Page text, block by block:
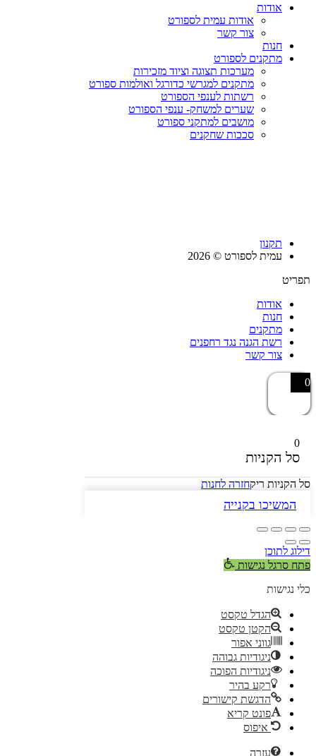
אודות
אודות עמית לספורט
צור קשר
חנות
מתקנים לספורט
מערכות תצוגה וציוד מזכירות
מתקנים למגרשי כדורגל ואולמות ספורט
רשתות לענפי הספורט
שערים למשחק- ענפי הספורט
מושבים למתקני ספורט
סככות שחקנים
תקנון
עמית לספורט © 2026
תפריט
אודות
חנות
מתקנים
רשת הגנה נגד רחפנים
צור קשר
0
0
סל הקניות
סל הקניות ריקחזרה לחנות
המשיכו בקנייה
דילוג לתוכן
פתח סרגל נגישות
כלי נגישות
הגדל טקסט
הקטן טקסט
גווני אפור
ניגודיות גבוהה
ניגודיות הפוכה
רקע בהיר
הדגשת קישורים
פונט קריא
איפוס
עזרה